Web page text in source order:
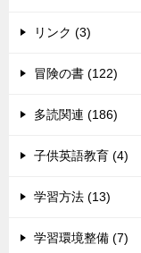
リンク (3)
冒険の書 (122)
多読関連 (186)
子供英語教育 (4)
学習方法 (13)
学習環境整備 (7)